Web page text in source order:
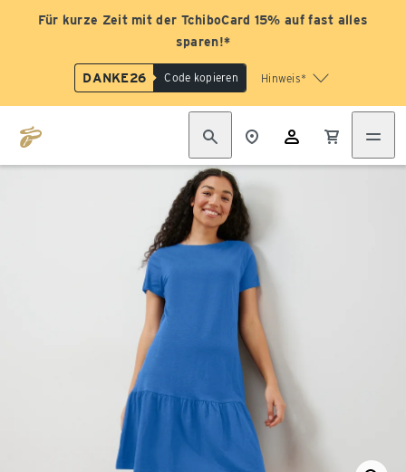
Für kurze Zeit mit der TchiboCard 15% auf fast alles
sparen!*
DANKE26 Code kopieren Hinweis*